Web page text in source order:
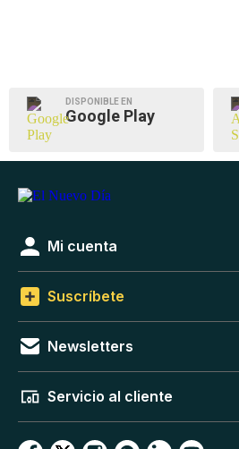
DISPONIBLE EN
Google Play
Mi cuenta
Suscríbete
Newsletters
Servicio al cliente